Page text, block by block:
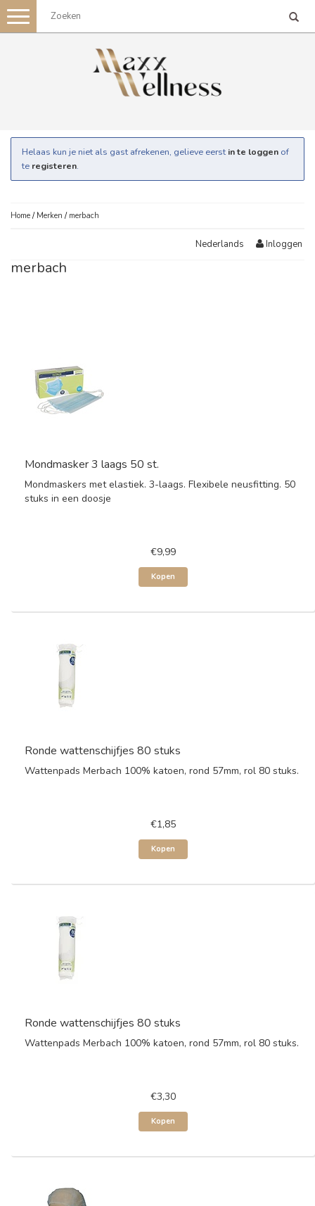
Toggle
navigation
Helaas kun je niet als gast afrekenen, gelieve eerst in te loggen of
te registeren.
Home / Merken / merbach
Nederlands Inloggen
merbach
Mondmasker 3 laags 50 st.
Mondmaskers met elastiek. 3-laags. Flexibele neusfitting. 50
stuks in een doosje
€9,99
Kopen
Ronde wattenschijfjes 80 stuks
Wattenpads Merbach 100% katoen, rond 57mm, rol 80 stuks.
€1,85
Kopen
Ronde wattenschijfjes 80 stuks
Wattenpads Merbach 100% katoen, rond 57mm, rol 80 stuks.
€3,30
Kopen